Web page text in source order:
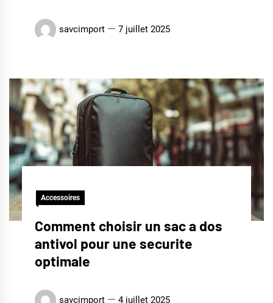
savcimport 7 juillet 2025
Accessoires
Comment choisir un sac a dos
antivol pour une securite
optimale
savcimport 4 juillet 2025